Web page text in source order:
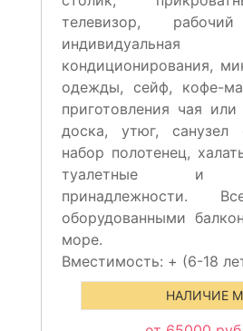
телевизор,
кондиционирования,
одежды, сейф, кофе-
приготовления чая или
доска, утюг, санузел
набор полотенец,
туалетные и
принадлежности.
оборудованными
море.
Вместимость: + (6-18
НАЛИЧИЕ